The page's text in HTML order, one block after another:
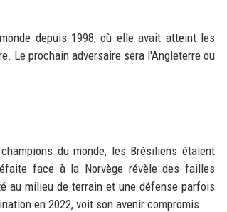
depuis 1998, où elle avait atteint les
Le prochain adversaire sera l'Angleterre ou
du monde, les Brésiliens étaient
face à la Norvège révèle des failles
au milieu de terrain et une défense parfois
en 2022, voit son avenir compromis.